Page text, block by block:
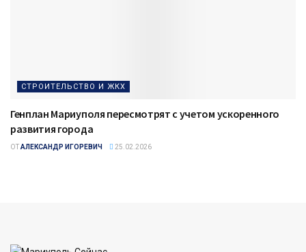
СТРОИТЕЛЬСТВО И ЖКХ
Генплан Мариуполя пересмотрят с учетом ускоренного
развития города
ОТАЛЕКСАНДР ИГОРЕВИЧ 25.02.2026